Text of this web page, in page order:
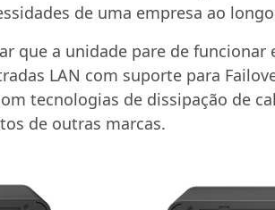
de uma empresa ao
que a unidade pare de
LAN com suporte para
tecnologias de dissipação de
de outras marcas.